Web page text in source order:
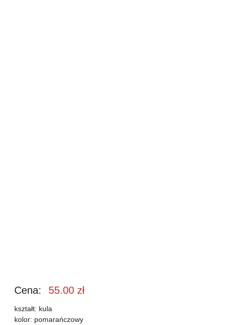
Cena: 55.00 zł
kształt: kula
kolor: pomarańczowy